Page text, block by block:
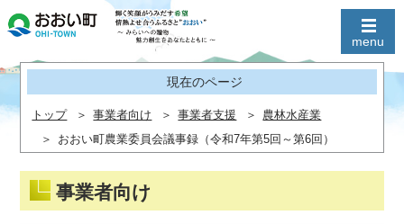
現在のページ
トップ 事業者向け 事業者支援
農林水産業
おおい町農業委員会議事録（令和7年第5回～第6回）
事業者向け